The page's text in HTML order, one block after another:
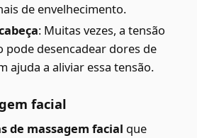
de envelhecimento.
: Muitas vezes, a tensão
desencadear dores de
ajuda a aliviar essa tensão.
facial
de massagem facial que